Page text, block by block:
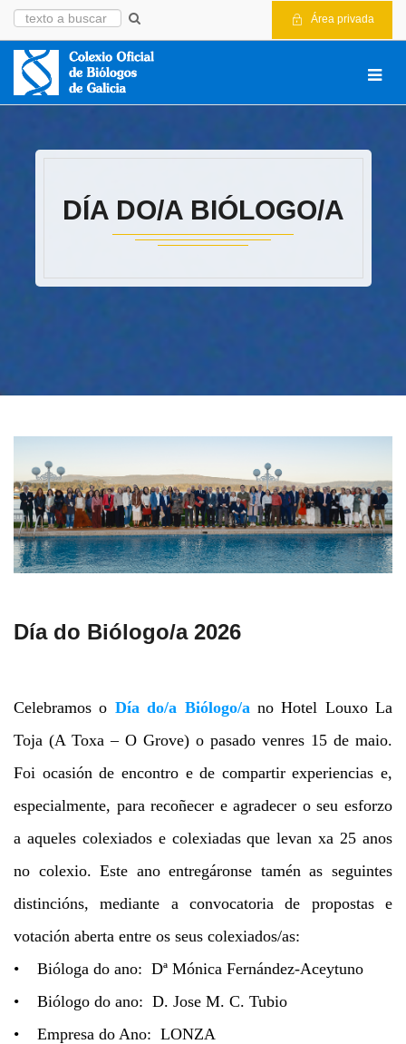
Área privada
DÍA DO/A BIÓLOGO/A
Día do Biólogo/a 2026
Celebramos o Día do/a Biólogo/a no Hotel Louxo La
Toja (A Toxa – O Grove) o pasado venres 15 de maio.
Foi ocasión de encontro e de compartir experiencias e,
especialmente, para recoñecer e agradecer o seu esforzo
a aqueles colexiados e colexiadas que levan xa 25 anos
no colexio. Este ano entregáronse tamén as seguintes
distincións, mediante a convocatoria de propostas e
votación aberta entre os seus colexiados/as:
• Bióloga do ano: Dª Mónica Fernández-Aceytuno
• Biólogo do ano: D. Jose M. C. Tubio
• Empresa do Ano: LONZA